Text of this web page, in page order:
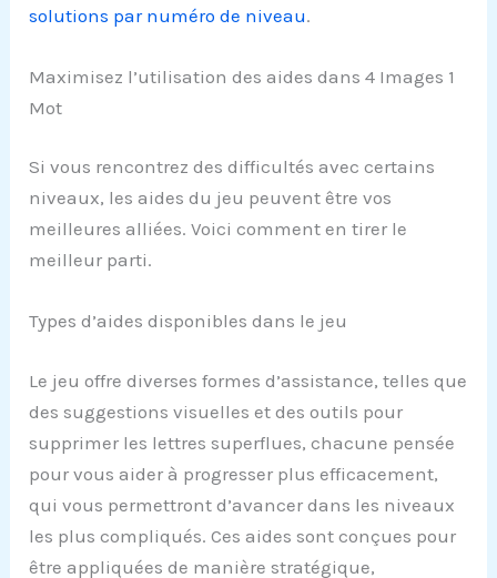
solutions par numéro de niveau.
Maximisez l’utilisation des aides dans 4 Images 1
Mot
Si vous rencontrez des difficultés avec certains
niveaux, les aides du jeu peuvent être vos
meilleures alliées. Voici comment en tirer le
meilleur parti.
Types d’aides disponibles dans le jeu
Le jeu offre diverses formes d’assistance, telles que
des suggestions visuelles et des outils pour
supprimer les lettres superflues, chacune pensée
pour vous aider à progresser plus efficacement,
qui vous permettront d’avancer dans les niveaux
les plus compliqués. Ces aides sont conçues pour
être appliquées de manière stratégique,